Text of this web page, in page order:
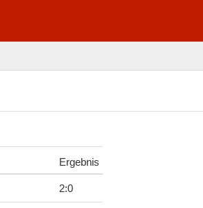
Ergebnis
2:0